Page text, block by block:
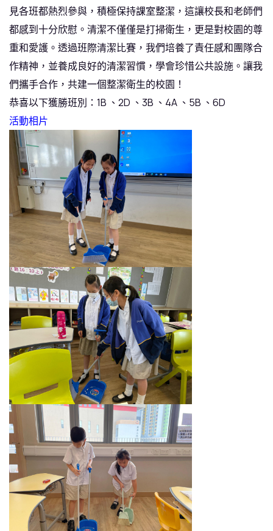
見各班都熱烈參與，積極保持課室整潔，這讓校長和老師們
都感到十分欣慰。清潔不僅僅是打掃衛生，更是對校園的尊
重和愛護。透過班際清潔比賽，我們培養了責任感和團隊合
作精神，並養成良好的清潔習慣，學會珍惜公共設施。讓我
們攜手合作，共建一個整潔衛生的校園！
恭喜以下獲勝班別：1B 、2D 、3B 、4A 、5B 、6D
活動相片